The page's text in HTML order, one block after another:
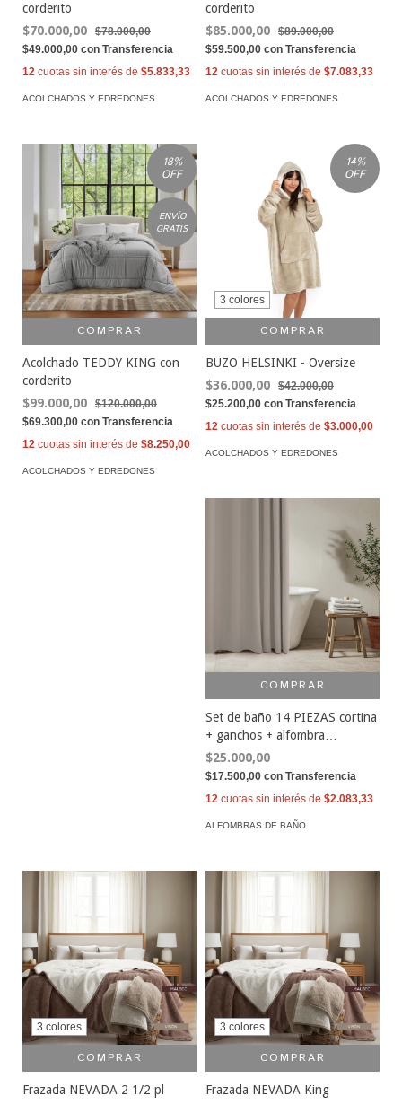
corderito
$70.000,00
$78.000,00
$49.000,00 con Transferencia
12 cuotas sin interés de $5.833,33
ACOLCHADOS Y EDREDONES
corderito
$85.000,00
$89.000,00
$59.500,00 con Transferencia
12 cuotas sin interés de $7.083,33
ACOLCHADOS Y EDREDONES
18%
OFF
ENVÍO
GRATIS
COMPRAR
Acolchado TEDDY KING con
corderito
$99.000,00
$120.000,00
$69.300,00 con Transferencia
12 cuotas sin interés de $8.250,00
ACOLCHADOS Y EDREDONES
14%
OFF
3 colores
COMPRAR
BUZO HELSINKI - Oversize
$36.000,00
$42.000,00
$25.200,00 con Transferencia
12 cuotas sin interés de $3.000,00
ACOLCHADOS Y EDREDONES
COMPRAR
Set de baño 14 PIEZAS cortina
+ ganchos + alfombra
antideslizante
$25.000,00
$17.500,00 con Transferencia
12 cuotas sin interés de $2.083,33
ALFOMBRAS DE BAÑO
3 colores
COMPRAR
Frazada NEVADA 2 1/2 pl
3 colores
COMPRAR
Frazada NEVADA King